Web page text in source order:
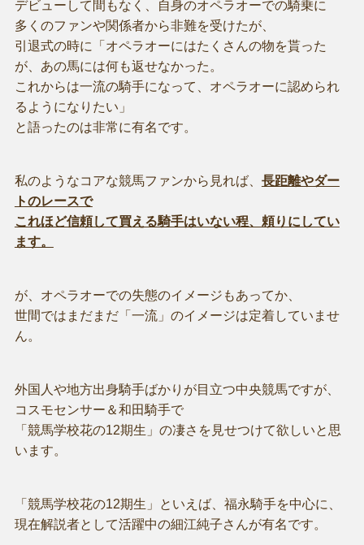
デビューして間もなく、自身のオペラオーでの騎乗に
多くのファンや関係者から非難を受けたが、
引退式の時に「オペラオーにはたくさんの物を貰った
が、あの馬には何も返せなかった。
これからは一流の騎手になって、オペラオーに認められ
るようになりたい」
と語ったのは非常に有名です。
私のようなコアな競馬ファンから見れば、 長距離やダー
トのレースで
これほど信頼して買える騎手はいない程、頼りにしてい
ます。
が、オペラオーでの失態のイメージもあってか、
世間ではまだまだ「一流」のイメージは定着していませ
ん。
外国人や地方出身騎手ばかりが目立つ中央競馬ですが、
コスモセンサー＆和田騎手で
「競馬学校花の12期生」の凄さを見せつけて欲しいと思
います。
「競馬学校花の12期生」といえば、福永騎手を中心に、
現在解説者として活躍中の細江純子さんが有名です。